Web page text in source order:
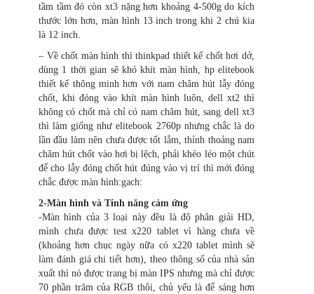
tầm tầm đó còn xt3 nặng hơn khoảng 4-500g do kích
thước lớn hơn, màn hình 13 inch trong khi 2 chú kia
là 12 inch.
– Về chốt màn hình thì thinkpad thiết kế chốt hơi dở,
dùng 1 thời gian sẽ khó khít màn hình, hp elitebook
thiết kế thông minh hơn với nam châm hút lẫy đóng
chốt, khi đóng vào khít màn hình luôn, dell xt2 thì
không có chốt mà chỉ có nam châm hút, sang dell xt3
thì làm giống như elitebook 2760p nhưng chắc là do
lần đầu làm nên chưa được tốt lắm, thỉnh thoảng nam
châm hút chốt vào hơi bị lệch, phải khéo léo một chút
để cho lẫy đóng chốt hút đúng vào vị trí thì mới đóng
chắc được màn hình:gach:
2-Màn hình và Tính năng cảm ứng
-Màn hình của 3 loại này đều là độ phân giải HD,
mình chưa được test x220 tablet vì hàng chưa về
(khoảng hơn chục ngày nữa có x220 tablet mình sẽ
làm đánh giá chi tiết hơn), theo thông số của nhà sản
xuất thì nó được trang bị màn IPS nhưng mà chỉ được
70 phần trăm của RGB thôi, chủ yếu là để sáng hơn